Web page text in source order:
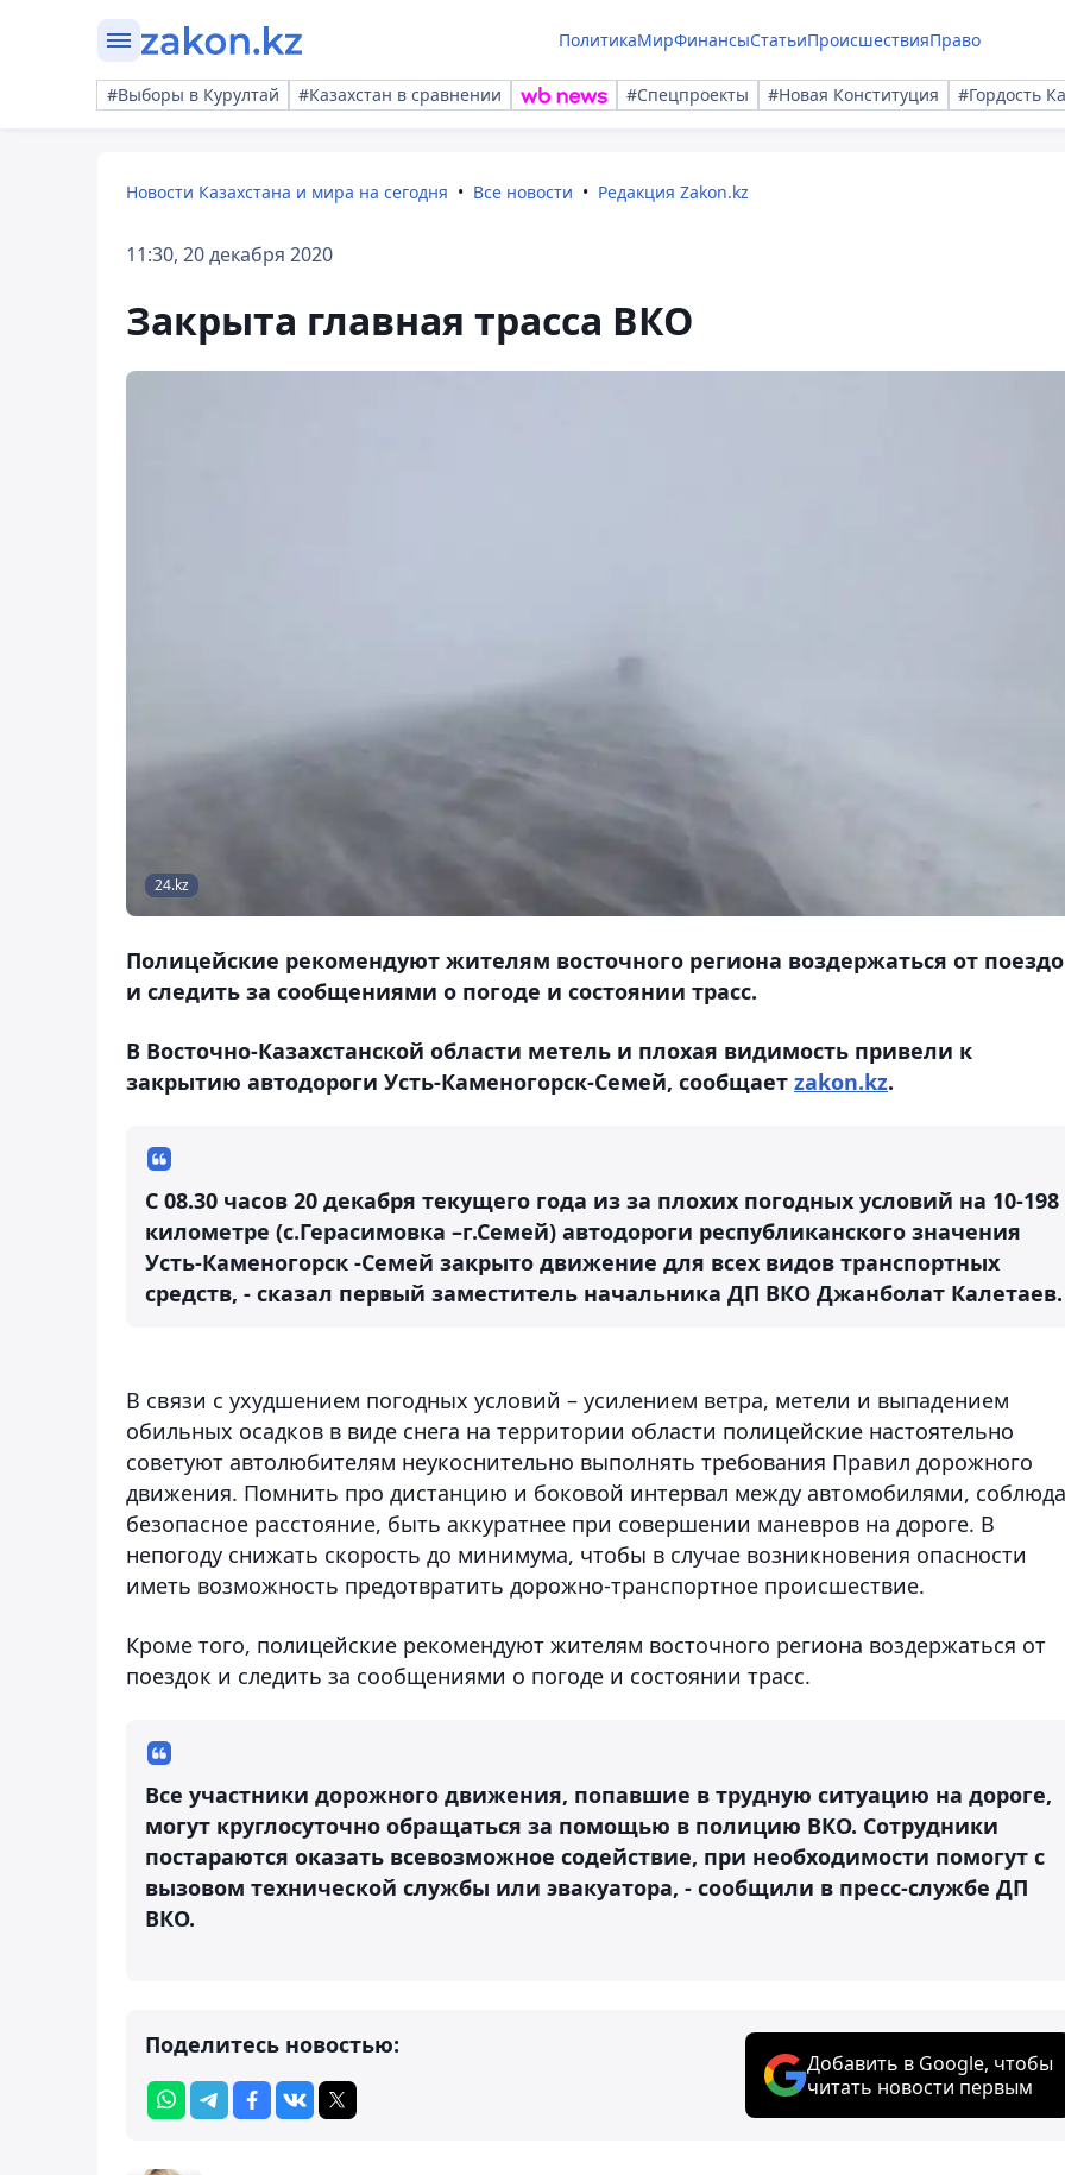
ПолитикаМирФинансыСтатьиПроисшествияПраво
#Выборы в Курултай #Казахстан в сравнении #Спецпроекты #Новая Конституция #Гордость
Новости Казахстана и мира на сегодня Все новости Редакция Zakon.kz
11:30, 20 декабря 2020
Закрыта главная трасса ВКО
24.kz
Полицейские рекомендуют жителям восточного региона воздержаться от
и следить за сообщениями о погоде и состоянии трасс.
В Восточно-Казахстанской области метель и плохая видимость привели к
закрытию автодороги Усть-Каменогорск-Семей, сообщает zakon.kz.
C 08.30 часов 20 декабря текущего года из за плохих погодных условий на 10-198
километре (с.Герасимовка –г.Семей) автодороги республиканского значения
Усть-Каменогорск -Семей закрыто движение для всех видов транспортных
средств, - сказал первый заместитель начальника ДП ВКО Джанболат Калетаев.
В связи с ухудшением погодных условий – усилением ветра, метели и выпадением
обильных осадков в виде снега на территории области полицейские настоятельно
советуют автолюбителям неукоснительно выполнять требования Правил дорожного
движения. Помнить про дистанцию и боковой интервал между автомобилями,
безопасное расстояние, быть аккуратнее при совершении маневров на дороге. В
непогоду снижать скорость до минимума, чтобы в случае возникновения опасности
иметь возможность предотвратить дорожно-транспортное происшествие.
Кроме того, полицейские рекомендуют жителям восточного региона воздержаться от
поездок и следить за сообщениями о погоде и состоянии трасс.
Все участники дорожного движения, попавшие в трудную ситуацию на дороге,
могут круглосуточно обращаться за помощью в полицию ВКО. Сотрудники
постараются оказать всевозможное содействие, при необходимости помогут с
вызовом технической службы или эвакуатора, - сообщили в пресс-службе ДП
ВКО.
Поделитесь новостью:
Добавить в Google, чтобы
читать новости первым